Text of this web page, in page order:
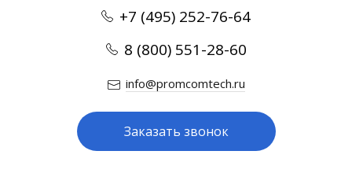
+7 (495) 252-76-64
8 (800) 551-28-60
info@promcomtech.ru
Заказать звонок